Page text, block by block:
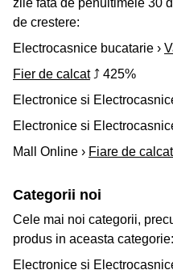
zile fata de penultimele 30
de crestere:
Electrocasnice bucatarie ›
Fier de calcat⤴ 425%
Electronice si
Electronice si
Mall Online › Fiare de
Categorii noi
Cele mai noi categorii,
produs in aceasta categorie:
Electronice si